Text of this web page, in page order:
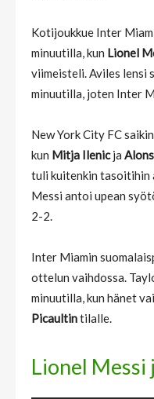
Kotijoukkue Inter
minuutilla, kun Lionel
viimeisteli. Aviles lensi
minuutilla, joten Inter
New York City FC
kun Mitja Ilenicja
tuli kuitenkin tasoitihin
Messi antoi upean
2-2.
Inter Miamin
ottelun vaihdossa.
minuutilla, kun hänet
Picaultintilalle.
Lionel Messi